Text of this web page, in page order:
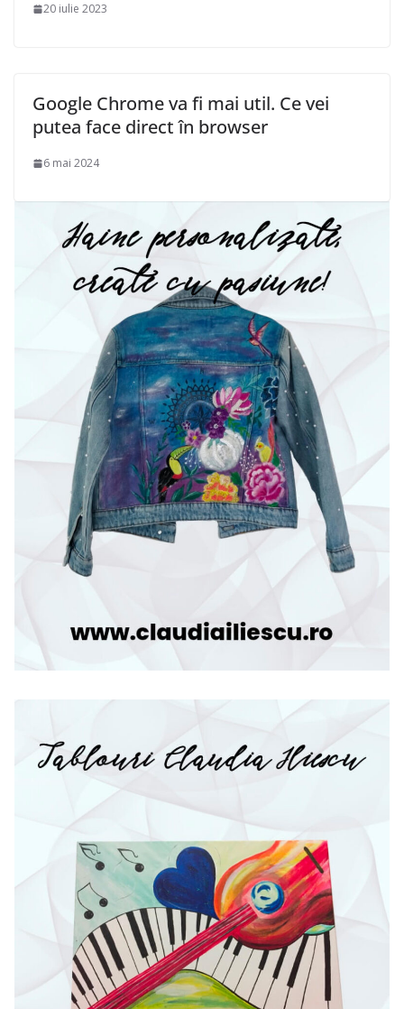
20 iulie 2023
Google Chrome va fi mai util. Ce vei
putea face direct în browser
6 mai 2024